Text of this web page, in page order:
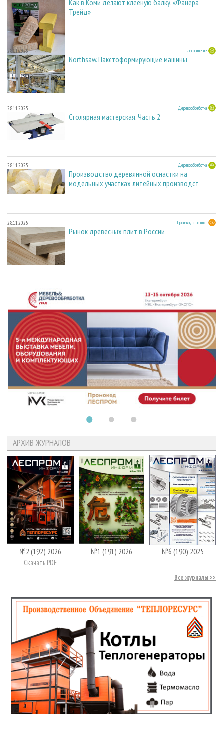
Как в Коми делают клееную балку. «Фанера
Трейд»
28.11.2025 Лесопиление
Northsaw. Пакетоформирующие машины
28.11.2025 Деревообработка
Столярная мастерская. Часть 2
28.11.2025 Деревообработка
Производство деревянной оснастки на
модельных участках литейных производст
28.11.2025 Производство плит
Рынок древесных плит в России
АРХИВ ЖУРНАЛОВ
№2 (192) 2026
Скачать PDF
№1 (191) 2026 №6 (190) 2025
Все журналы